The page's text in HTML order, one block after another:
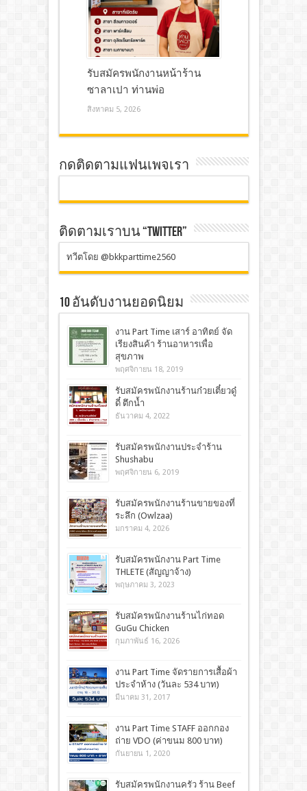
รับสมัครพนักงานหน้าร้าน
ซาลาเปา ท่านพ่อ
สิงหาคม 5, 2026
กดติดตามแฟนเพจเรา
ติดตามเราบน “TWITTER”
ทวีตโดย @bkkparttime2560
10 อันดับงานยอดนิยม
งาน Part Time เสาร์ อาทิตย์ จัด
เรียงสินค้า ร้านอาหารเพื่อ
สุขภาพ
พฤศจิกายน 18, 2019
รับสมัครพนักงานร้านก๋วยเตี๋ยวดู๋
ดี๋ ตึกน้ำ
ธันวาคม 4, 2022
รับสมัครพนักงานประจำร้าน
Shushabu
พฤศจิกายน 6, 2019
รับสมัครพนักงานร้านขายของที่
ระลึก (Owlzaa)
มกราคม 4, 2026
รับสมัครพนักงาน Part Time
THLETE (สัญญาจ้าง)
พฤษภาคม 3, 2023
รับสมัครพนักงานร้านไก่ทอด
GuGu Chicken
กุมภาพันธ์ 16, 2026
งาน Part Time จัดรายการเสื้อผ้า
ประจำห้าง (วันละ 534 บาท)
มีนาคม 31, 2017
งาน Part Time STAFF ออกกอง
ถ่าย VDO (ค่าขนม 800 บาท)
กันยายน 1, 2020
รับสมัครพนักงานครัว ร้าน Beef